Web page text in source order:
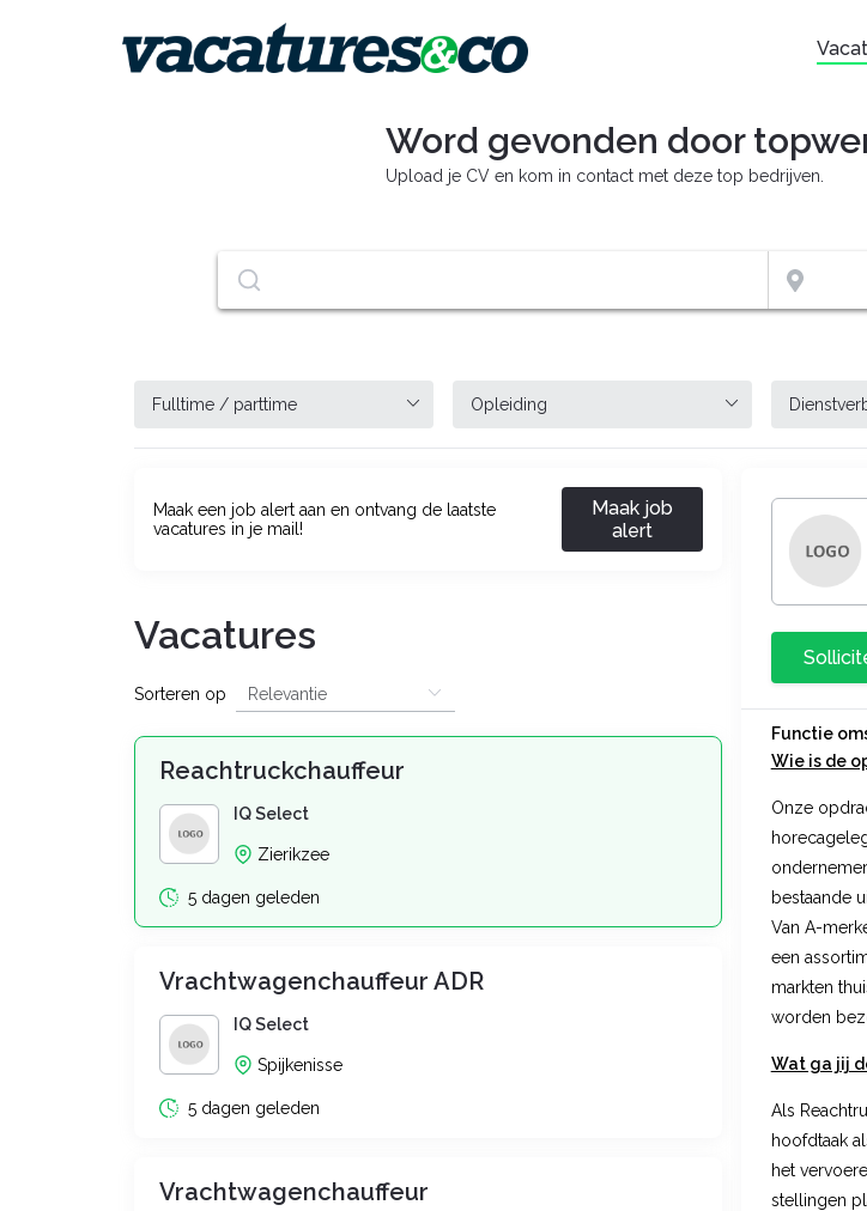
Word gevonden door
Upload je CV en kom in contact met deze top bedrijven.
Maak een job alert aan en ontvang de laatste
vacatures in je mail!
Maak job
alert
Vacatures
Sorteren op
Reachtruckchauffeur
IQ Select
Zierikzee
5 dagen geleden
Vrachtwagenchauffeur ADR
IQ Select
Spijkenisse
5 dagen geleden
Vrachtwagenchauffeur
Functie
Wie is de
Onze
bestaande
Van A-
een
markten
worden
Wat ga jij
Als
hoofdtaak
het
stellingen